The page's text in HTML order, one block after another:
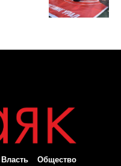
Власть
Общество